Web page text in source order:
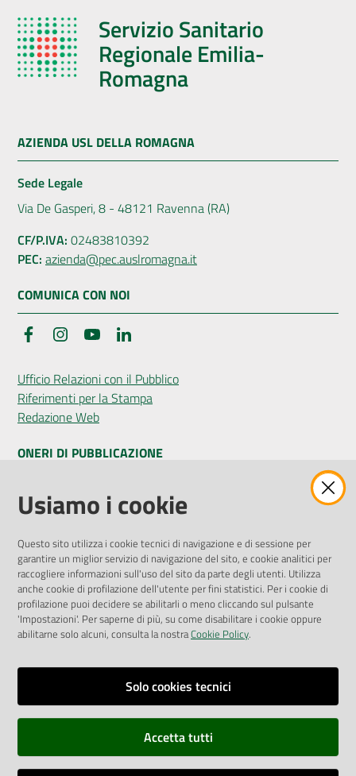
Servizio Sanitario
Regionale Emilia-
Romagna
AZIENDA USL DELLA ROMAGNA
Sede Legale
Via De Gasperi, 8 - 48121 Ravenna (RA)
CF/P.IVA: 02483810392
PEC: azienda@pec.auslromagna.it
COMUNICA CON NOI
FacebookInstagramYouTube
Ufficio Relazioni con il Pubblico
Riferimenti per la Stampa
Redazione Web
ONERI DI PUBBLICAZIONE
Amministrazione Trasparente
Pubblicità legale
Privacy Policy
Attuazione Misure PNRR
Liste di Attesa
ENTI, IMPRESE E PARTNER
Fatturazione Elettronica
Richiesta Patrocinio
Usiamo i cookie
Questo sito utilizza i cookie tecnici di navigazione e di sessione per
garantire un miglior servizio di navigazione del sito, e cookie analitici per
raccogliere informazioni sull'uso del sito da parte degli utenti. Utilizza
anche cookie di profilazione dell'utente per fini statistici. Per i cookie di
profilazione puoi decidere se abilitarli o meno cliccando sul pulsante
'Impostazioni'. Per saperne di più, su come disabilitare i cookie oppure
abilitarne solo alcuni, consulta la nostraCookie Policy.
Solo cookies tecnici
Accetta tutti